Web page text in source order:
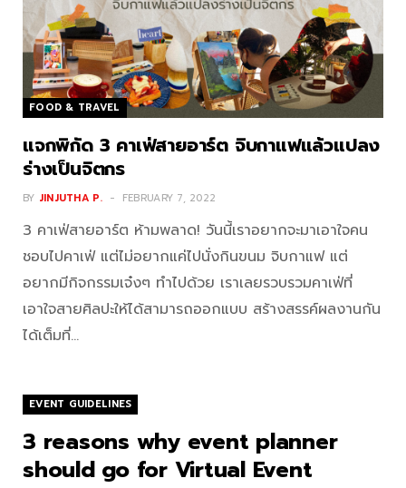
FOOD & TRAVEL
แจกพิกัด 3 คาเฟ่สายอาร์ต จิบกาแฟแล้วแปลง
ร่างเป็นจิตกร
BY JINJUTHA P. FEBRUARY 7, 2022
3 คาเฟ่สายอาร์ต ห้ามพลาด! วันนี้เราอยากจะมาเอาใจคน
ชอบไปคาเฟ่ แต่ไม่อยากแค่ไปนั่งกินขนม จิบกาแฟ แต่
อยากมีกิจกรรมเจ๋งๆ ทำไปด้วย เราเลยรวบรวมคาเฟ่ที่
เอาใจสายศิลปะให้ได้สามารถออกแบบ สร้างสรรค์ผลงานกัน
ได้เต็มที่…
EVENT GUIDELINES
3 reasons why event planner
should go for Virtual Event